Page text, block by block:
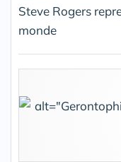
Steve Rogers
monde